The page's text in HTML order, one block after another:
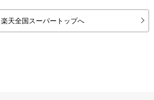
楽天全国スーパートップへ